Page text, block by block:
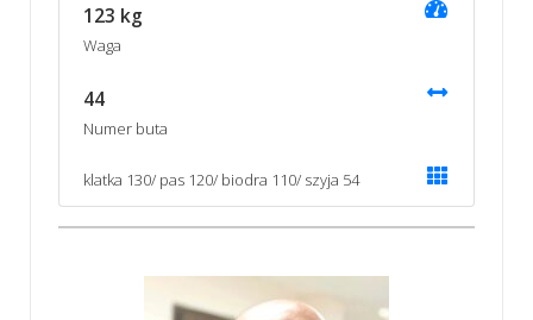
123 kg
Waga
44
Numer buta
klatka 130/ pas 120/ biodra 110/ szyja 54